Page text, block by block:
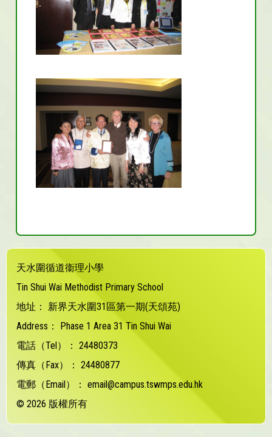
天水圍循道衞理小學
Tin Shui Wai Methodist Primary School
地址：
新界天水圍31區第一期(天頌苑)
Address：
Phase 1 Area 31 Tin Shui Wai
電話（Tel）： 24480373
傳真（Fax）： 24480877
電郵（Email）： email@campus.tswmps.edu.hk
© 2026 版權所有